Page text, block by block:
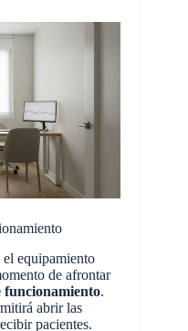
equipamiento
de afrontar
funcionamiento.
abrir las
pacientes.